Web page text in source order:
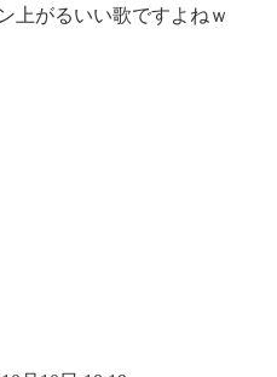
上がるいい歌ですよねｗ